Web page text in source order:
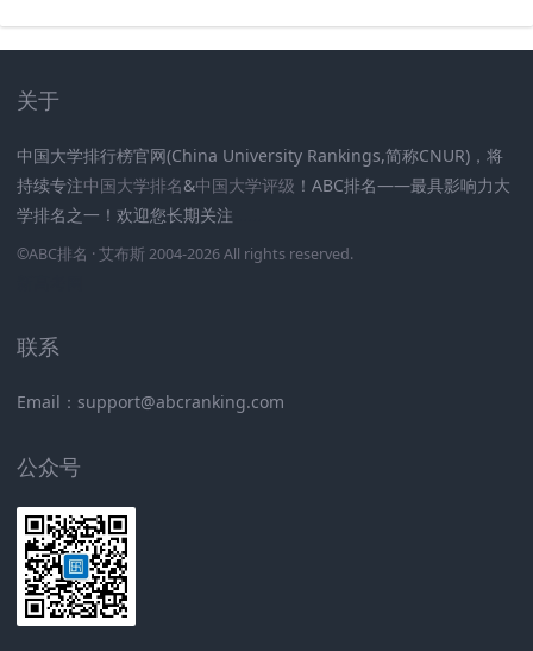
关于
中国大学排行榜官网(China University Rankings,简称CNUR)，将
持续专注中国大学排名&中国大学评级 ！ABC排名——最具影响力大
学排名之一！欢迎您长期关注
©ABC排名 · 艾布斯 2004-2026 All rights reserved.
联系
Email：support@abcranking.com
公众号